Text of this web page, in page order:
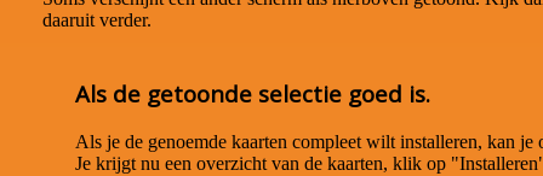
daaruit verder.
Als de getoonde selectie goed is.
Als je de genoemde kaarten compleet wilt installeren, kan
Je krijgt nu een overzicht van de kaarten, klik op